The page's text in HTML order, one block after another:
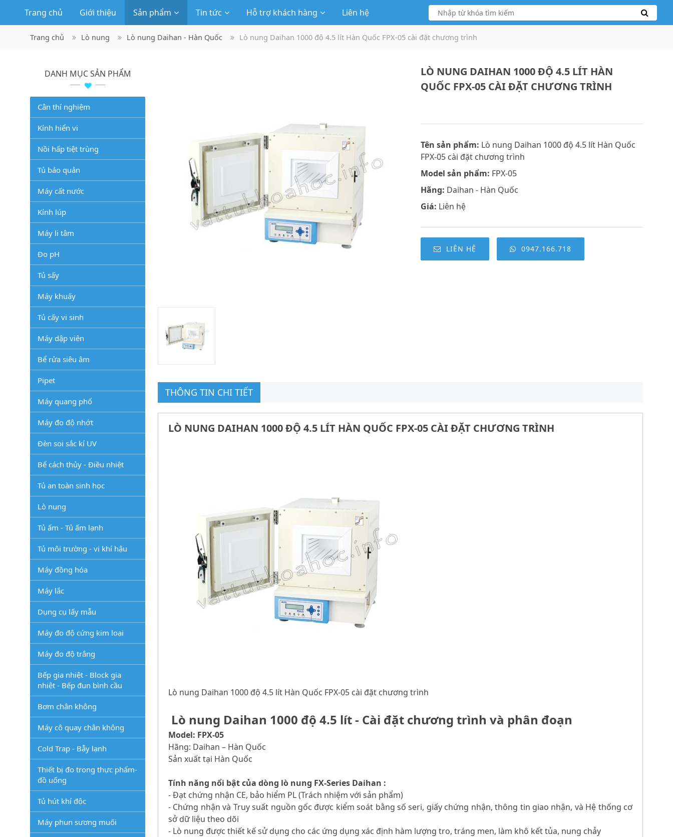
Trang chủ Giới thiệu Sản phẩm Tin tức Hỗ trợ khách hàng Liên hệ
Trang chủ Lò nung Lò nung Daihan - Hàn Quốc Lò nung Daihan 1000 độ 4.5 lít Hàn Quốc FPX-05 cài đặt chương trình
LÒ NUNG DAIHAN 1000 ĐỘ 4.5 LÍT HÀN
QUỐC FPX-05 CÀI ĐẶT CHƯƠNG TRÌNH
Tên sản phẩm: Lò nung Daihan 1000 độ 4.5 lít Hàn Quốc
FPX-05 cài đặt chương trình
Model sản phẩm: FPX-05
Hãng: Daihan - Hàn Quốc
Giá: Liên hệ
LIÊN HỆ 0947.166.718
THÔNG TIN CHI TIẾT
LÒ NUNG DAIHAN 1000 ĐỘ 4.5 LÍT HÀN QUỐC FPX-05 CÀI ĐẶT CHƯƠNG TRÌNH
Lò nung Daihan 1000 độ 4.5 lít Hàn Quốc FPX-05 cài đặt chương trình
Lò nung Daihan 1000 độ 4.5 lít - Cài đặt chương trình và phân đoạn
Model: FPX-05
Hãng: Daihan – Hàn Quốc
Sản xuất tại Hàn Quốc
Tính năng nổi bật của dòng lò nung FX-Series Daihan :
- Đạt chứng nhận CE, bảo hiểm PL (Trách nhiệm với sản phẩm)
- Chứng nhận và Truy suất nguồn gốc được kiểm soát bằng số seri, giấy chứng nhận, thông tin giao nhận, và Hệ thống cơ
sở dữ liệu theo dõi
- Lò nung được thiết kế sử dụng cho các ứng dụng xác định hàm lượng tro, tráng men, làm khô kết tủa, nung chảy
DANH MỤC SẢN PHẨM
Cân thí nghiệm
Kính hiển vi
Nồi hấp tiệt trùng
Tủ bảo quản
Máy cất nước
Kính lúp
Máy li tâm
Đo pH
Tủ sấy
Máy khuấy
Tủ cấy vi sinh
Máy dập viên
Bể rửa siêu âm
Pipet
Máy quang phổ
Máy đo độ nhớt
Đèn soi sắc kí UV
Bể cách thủy - Điều nhiệt
Tủ an toàn sinh học
Lò nung
Tủ ấm - Tủ ấm lạnh
Tủ môi trường - vi khí hậu
Máy đồng hóa
Máy lắc
Dụng cụ lấy mẫu
Máy đo độ cứng kim loại
Máy đo độ trắng
Bếp gia nhiệt - Block gia
nhiệt - Bếp đun bình cầu
Bơm chân không
Máy cô quay chân không
Cold Trap - Bẫy lạnh
Thiết bị đo trong thực phẩm-
đồ uống
Tủ hút khí độc
Máy phun sương muối